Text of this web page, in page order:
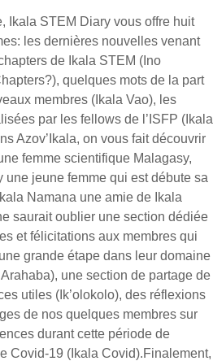
Ikala STEM Diary vous offre huit
les dernières nouvelles venant
de Ikala STEM (Ino
quelques mots de la part
membres (Ikala Vao), les
par les fellows de l’ISFP (Ikala
Azov’Ikala, on vous fait découvrir
femme scientifique Malagasy,
une jeune femme qui est débute sa
Namana une amie de Ikala
saurait oublier une section dédiée
et félicitations aux membres qui
grande étape dans leur domaine
une section de partage de
utiles (Ik’olokolo), des réflexions
de nos quelques membres sur
durant cette période de
Covid-19 (Ikala Covid).Finalement,